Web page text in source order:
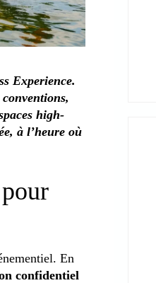
Experience.
high-
à l’heure où
En
confidentiel